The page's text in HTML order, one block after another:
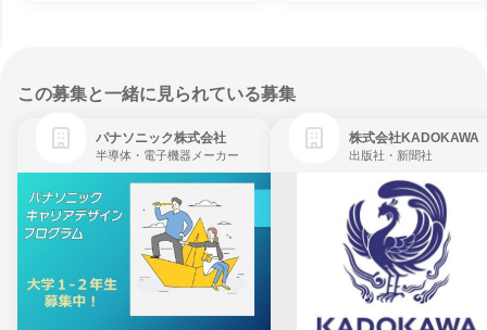
この募集と一緒に見られている募集
パナソニック株式会社
半導体・電子機器メーカー
株式会社KADOKAWA
出版社・新聞社